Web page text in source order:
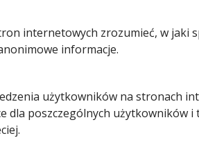
257,00zł
zamówiony)
ilość
Dodaj do koszyka
internetowych zrozumieć, w jaki
informacje.
użytkowników na stronach
poszczególnych użytkowników i